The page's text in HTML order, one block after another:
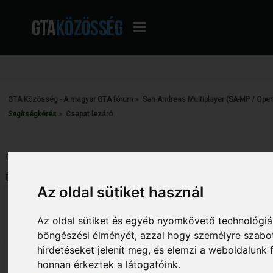
Az oldal sütiket használ
Az oldal sütiket és egyéb nyomkövető
böngészési élményét, azzal hogy személyre
hirdetéseket jelenít meg, és elemzi a
honnan érkeztek a látogatóink.
GTA Közösség - A magyar GTA fórum » San Andreas Multiplayer (SA-MP /
Segítségkérés » Csapat lezáró
Oldalak: [
£αωч&
30
Csapat lezáró
Valaki legyen szíves segítsen.
csináltam egy csataplezáros
ha lezárom connectnél se jelenik